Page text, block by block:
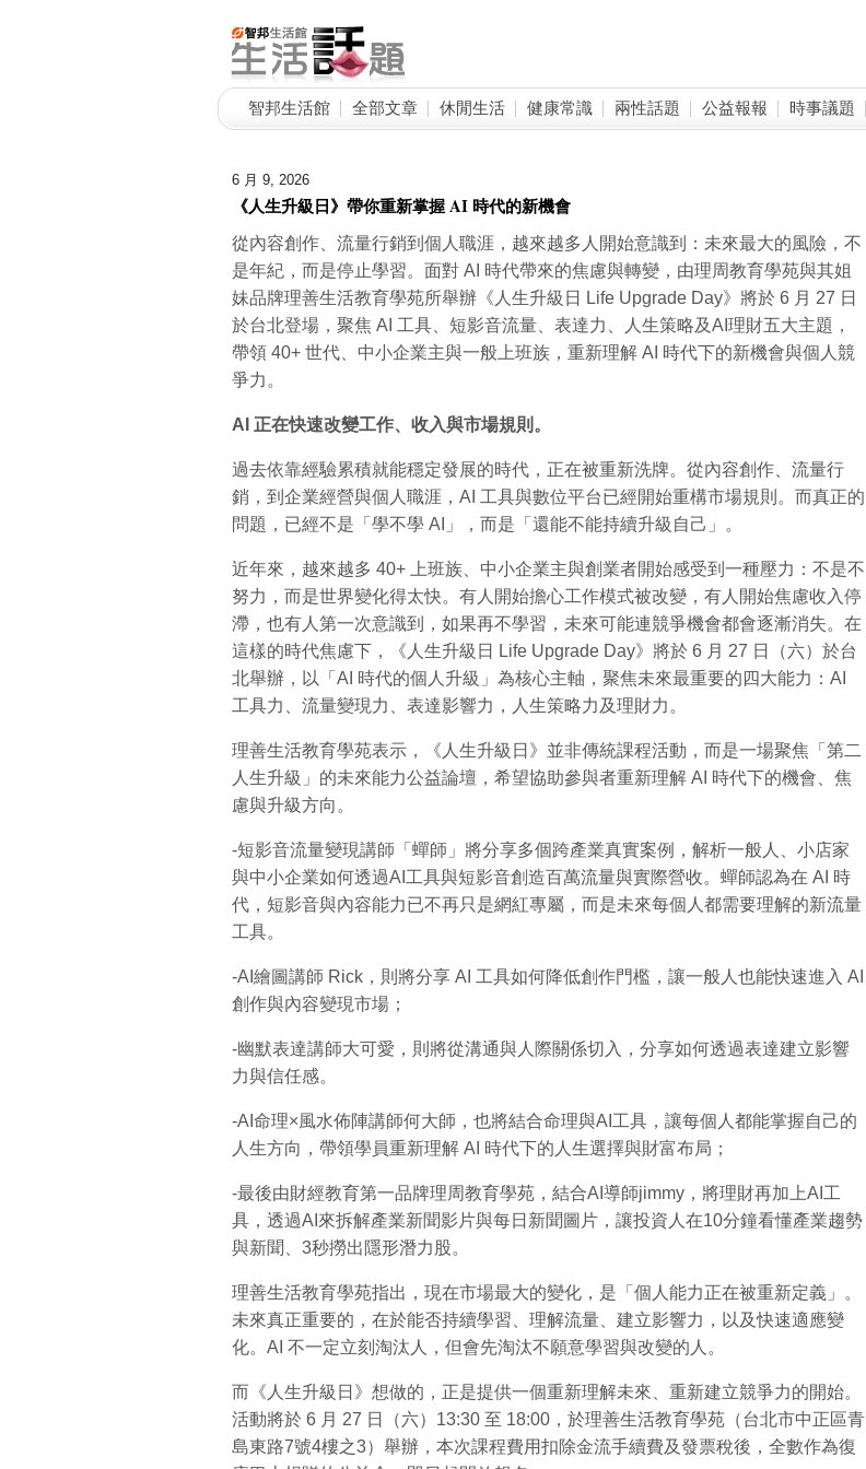
智邦生活館 全部文章 休閒生活 健康常識 兩性話題 公益報報 時事議題
6 月 9, 2026
《人生升級日》帶你重新掌握 AI 時代的新機會
從內容創作、流量行銷到個人職涯，越來越多人開始意識到：未來最大的風險，不
是年紀，而是停止學習。面對 AI 時代帶來的焦慮與轉變，由理周教育學苑與其姐
妹品牌理善生活教育學苑所舉辦《人生升級日 Life Upgrade Day》將於 6 月 27 日
於台北登場，聚焦 AI 工具、短影音流量、表達力、人生策略及AI理財五大主題，
帶領 40+ 世代、中小企業主與一般上班族，重新理解 AI 時代下的新機會與個人競
爭力。
AI 正在快速改變工作、收入與市場規則。
過去依靠經驗累積就能穩定發展的時代，正在被重新洗牌。從內容創作、流量行
銷，到企業經營與個人職涯，AI 工具與數位平台已經開始重構市場規則。而真正的
問題，已經不是「學不學 AI」，而是「還能不能持續升級自己」。
近年來，越來越多 40+ 上班族、中小企業主與創業者開始感受到一種壓力：不是不
努力，而是世界變化得太快。有人開始擔心工作模式被改變，有人開始焦慮收入停
滯，也有人第一次意識到，如果再不學習，未來可能連競爭機會都會逐漸消失。在
這樣的時代焦慮下，《人生升級日 Life Upgrade Day》將於 6 月 27 日（六）於台
北舉辦，以「AI 時代的個人升級」為核心主軸，聚焦未來最重要的四大能力：AI
工具力、流量變現力、表達影響力，人生策略力及理財力。
理善生活教育學苑表示，《人生升級日》並非傳統課程活動，而是一場聚焦「第二
人生升級」的未來能力公益論壇，希望協助參與者重新理解 AI 時代下的機會、焦
慮與升級方向。
-短影音流量變現講師「蟬師」將分享多個跨產業真實案例，解析一般人、小店家
與中小企業如何透過AI工具與短影音創造百萬流量與實際營收。蟬師認為在 AI 時
代，短影音與內容能力已不再只是網紅專屬，而是未來每個人都需要理解的新流量
工具。
-AI繪圖講師 Rick，則將分享 AI 工具如何降低創作門檻，讓一般人也能快速進入 AI
創作與內容變現市場；
-幽默表達講師大可愛，則將從溝通與人際關係切入，分享如何透過表達建立影響
力與信任感。
-AI命理×風水佈陣講師何大師，也將結合命理與AI工具，讓每個人都能掌握自己的
人生方向，帶領學員重新理解 AI 時代下的人生選擇與財富布局；
-最後由財經教育第一品牌理周教育學苑，結合AI導師jimmy，將理財再加上AI工
具，透過AI來拆解產業新聞影片與每日新聞圖片，讓投資人在10分鐘看懂產業趨勢
與新聞、3秒撈出隱形潛力股。
理善生活教育學苑指出，現在市場最大的變化，是「個人能力正在被重新定義」。
未來真正重要的，在於能否持續學習、理解流量、建立影響力，以及快速適應變
化。AI 不一定立刻淘汰人，但會先淘汰不願意學習與改變的人。
而《人生升級日》想做的，正是提供一個重新理解未來、重新建立競爭力的開始。
活動將於 6 月 27 日（六）13:30 至 18:00，於理善生活教育學苑（台北市中正區青
島東路7號4樓之3）舉辦，本次課程費用扣除金流手續費及發票稅後，全數作為復